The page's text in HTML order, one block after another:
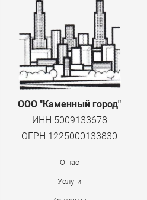
ООО "Каменный город"
ИНН 5009133678
ОГРН 1225000133830
О нас
Услуги